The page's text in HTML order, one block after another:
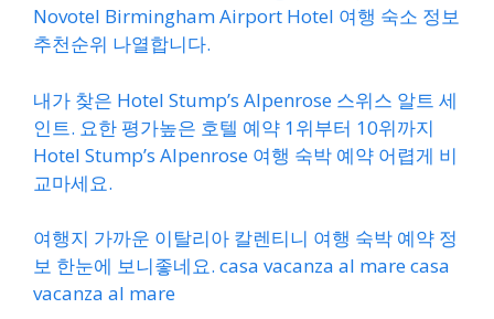
Novotel Birmingham Airport Hotel 여행 숙소 정보
추천순위 나열합니다.
내가 찾은 Hotel Stump’s Alpenrose 스위스 알트 세
인트. 요한 평가높은 호텔 예약 1위부터 10위까지
Hotel Stump’s Alpenrose 여행 숙박 예약 어렵게 비
교마세요.
여행지 가까운 이탈리아 칼렌티니 여행 숙박 예약 정
보 한눈에 보니좋네요. casa vacanza al mare casa
vacanza al mare